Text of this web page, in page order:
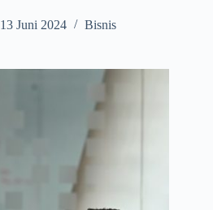
13 Juni 2024 Bisnis